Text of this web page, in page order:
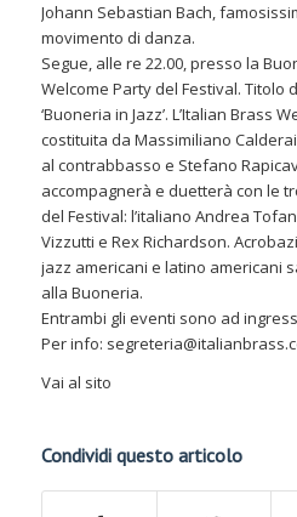
Johann Sebastian Bach,
movimento di danza.
Segue, alle re 22.00, presso la
Welcome Party del Festival. Titolo
‘Buoneria in Jazz’. L’Italian Brass
costituita da Massimiliano
al contrabbasso e Stefano
accompagnerà e duetterà con le
del Festival: l’italiano Andrea
Vizzutti e Rex Richardson.
jazz americani e latino americani
alla Buoneria.
Entrambi gli eventi sono ad
Per info:
Vai al sito
Condividi questo articolo